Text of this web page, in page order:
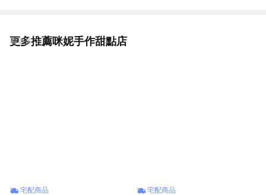
更多推薦咪妮手作甜點店
看更多
宅配商品 宅配商品